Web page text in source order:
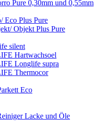
Pure 0,30mm und 0,55mm
Eco Plus Pure
Objekt Plus Pure
silent
Hartwachsoel
Longlife supra
Thermocor
Eco
Lacke und Öle